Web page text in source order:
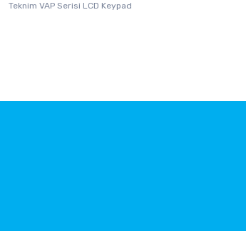
Teknim VAP Serisi LCD Keypad